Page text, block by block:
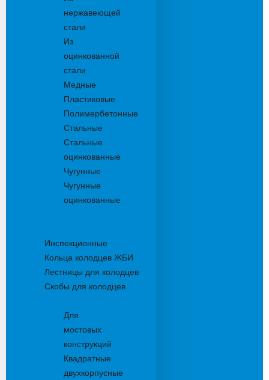
нержавеющей
стали
Из
оцинкованной
стали
Медные
Пластиковые
Полимербетонные
Стальные
Стальные
оцинкованные
Чугунные
Чугунные
оцинкованные
Инспекционные
Кольца колодцев ЖБИ
Лестницы для колодцев
Скобы для колодцев
Для
мостовых
конструкций
Квадратные
двухкорпусные